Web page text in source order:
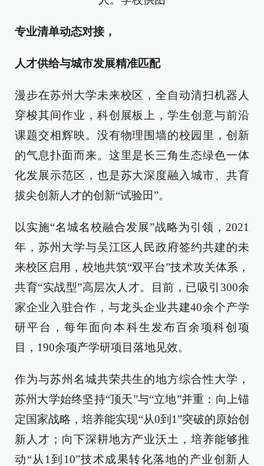
专业清单动态对接，
人才供给与城市发展精准匹配
漫步在苏州大学未来校区，全自动清扫机器人
穿梭其间作业，科创展板上，学生创意与前沿
课题交相辉映。没有物理围墙的校园里，创新
的气息扑面而来。这里是长三角生态绿色一体
化发展示范区，也是苏大深度融入城市、共育
拔尖创新人才的创新“试验田”。
以实施“名城名校融合发展”战略为引领，2021
年，苏州大学与吴江区人民政府签约共建的未
来校区启用，校地共筑“双平台”技术攻关体系，
共育“实战型”高层次人才。目前，已吸引300余
家企业入驻合作，与龙头企业共建40余个产学
研平台，每年面向本科生发布百余项科创项
目，190余项产学研项目落地见效。
作为与苏州名城共荣共生的地方综合性大学，
苏州大学始终坚持“顶天”与“立地”并重：向上锚
定国家战略，培养能实现“从0到1”突破的原始创
新人才；向下深耕地方产业沃土，培养能够推
动“从1到10”技术成果转化落地的产业创新人